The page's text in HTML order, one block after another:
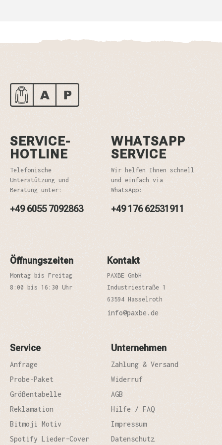
SERVICE-
HOTLINE
Telefonische
Unterstützung und
Beratung unter:
+49 6055 7092863
WHATSAPP
SERVICE
Wir helfen Ihnen schnell
und einfach via
WhatsApp:
+49 176 62531911
Öffnungszeiten
Montag bis Freitag
8:00 bis 16:30 Uhr
Kontakt
PAXBE GmbH
Industriestraße 1
63594 Hasselroth
info@paxbe.de
Service
Anfrage
Probe-Paket
Größentabelle
Reklamation
Bitmoji Motiv
Spotify Lieder-Cover
Unternehmen
Zahlung & Versand
Widerruf
AGB
Hilfe / FAQ
Impressum
Datenschutz